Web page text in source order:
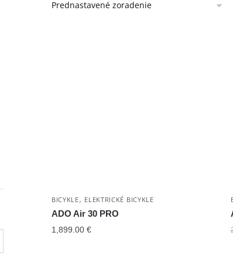
BICYKLE, ELEKTRICKÉ BICYKLE
ADO Air 30 PRO
1,899.00 €